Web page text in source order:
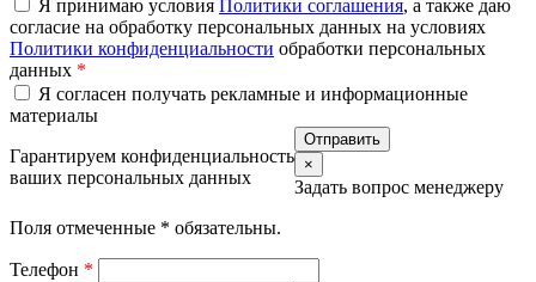
Я принимаю условия Политики соглашения, а также даю
согласие на обработку персональных данных на условиях
Политики конфиденциальности обработки персональных
данных *
Я согласен получать рекламные и информационные
материалы
Гарантируем конфиденциальность
ваших персональных данных
×
Задать вопрос менеджеру
Поля отмеченные * обязательны.
Телефон *